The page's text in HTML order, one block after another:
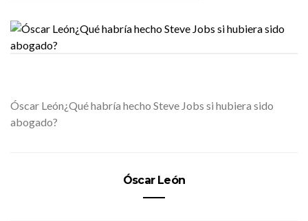
Óscar León¿Qué habría hecho Steve Jobs si hubiera sido
abogado?
Óscar León